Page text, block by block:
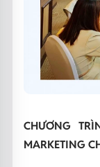
CHƯƠNG
MARKETING